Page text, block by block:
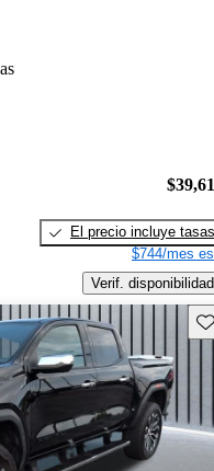
El precio incluye tasas
$744/mes
Verif. disponibilidad